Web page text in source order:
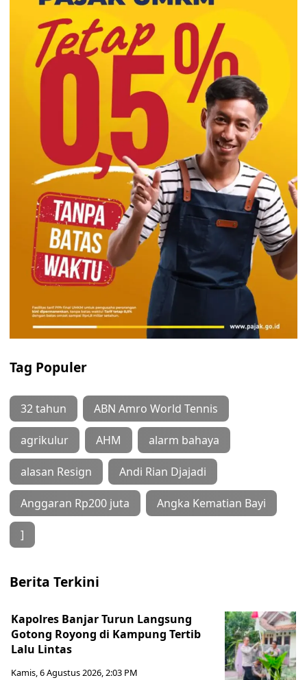
Tag Populer
32 tahun ABN Amro World Tennis
agrikulur AHM alarm bahaya
alasan Resign Andi Rian Djajadi
Anggaran Rp200 juta Angka Kematian Bayi
]
Berita Terkini
Kapolres Banjar Turun Langsung
Gotong Royong di Kampung Tertib
Lalu Lintas
Kamis, 6 Agustus 2026, 2:03 PM